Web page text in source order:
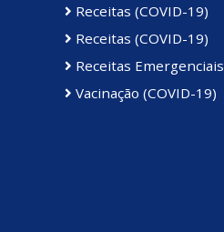
Receitas (COVID-19)
Receitas (COVID-19)
Receitas Emergenciais
Vacinação (COVID-19)